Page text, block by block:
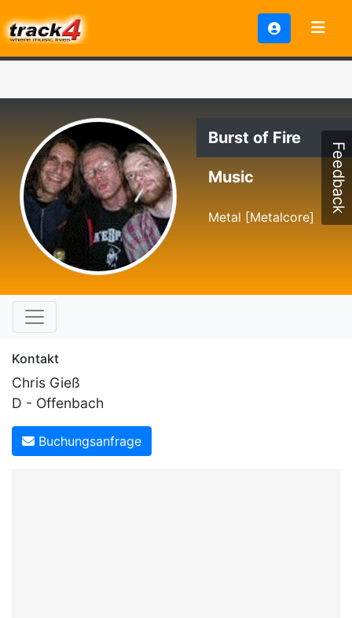
Burst of Fire
Music
Metal [Metalcore]
Kontakt
Chris Gieß
D - Offenbach
Buchungsanfrage
Feedback